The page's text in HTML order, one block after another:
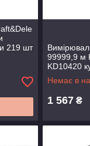
219 шт
99999,9 м
KD10420
дорожніх і
Немає в
1 567 ₴